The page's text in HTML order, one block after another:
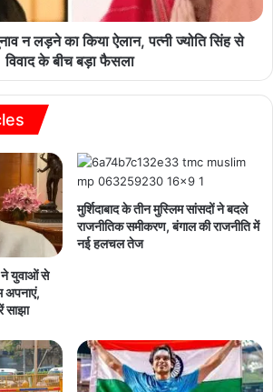
न लड़ने का किया ऐलान, पत्नी ज्योति सिंह से
विवाद के बीच बड़ा फैसला
ने युवाओं से
अपनाएं,
साझा
मुर्शिदाबाद के तीन मुस्लिम सांसदों ने बदले
राजनीतिक समीकरण, बंगाल की राजनीति में
नई हलचल तेज